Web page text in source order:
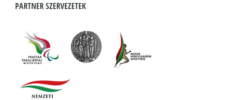
PARTNER SZERVEZETEK